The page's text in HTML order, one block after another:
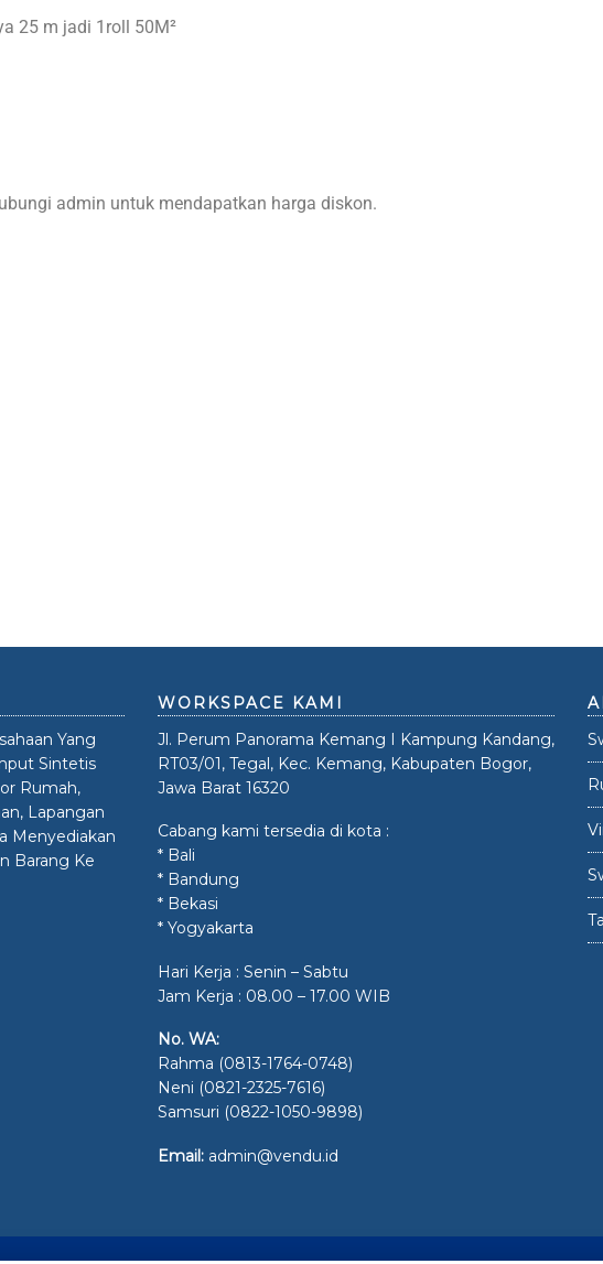
25 m jadi 1roll 50M²
admin untuk mendapatkan harga diskon.
Yang
Sintetis
Rumah,
Lapangan
Menyediakan
Barang Ke
WORKSPACE KAMI
Jl. Perum Panorama Kemang I Kampung Kandang,
RT03/01, Tegal, Kec. Kemang, Kabupaten Bogor,
Jawa Barat 16320
Cabang kami tersedia di kota :
* Bali
* Bandung
* Bekasi
* Yogyakarta
Hari Kerja : Senin – Sabtu
Jam Kerja : 08.00 – 17.00 WIB
No. WA:
Rahma (0813-1764-0748)
Neni (0821-2325-7616)
Samsuri (0822-1050-9898)
Email: admin@vendu.id